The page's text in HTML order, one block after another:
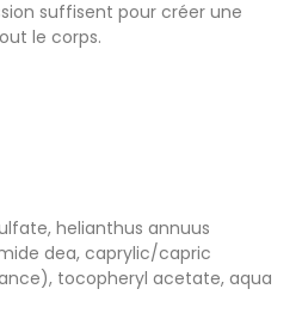
suffisent pour créer une
le corps.
helianthus annuus
dea, caprylic/capric
tocopheryl acetate, aqua